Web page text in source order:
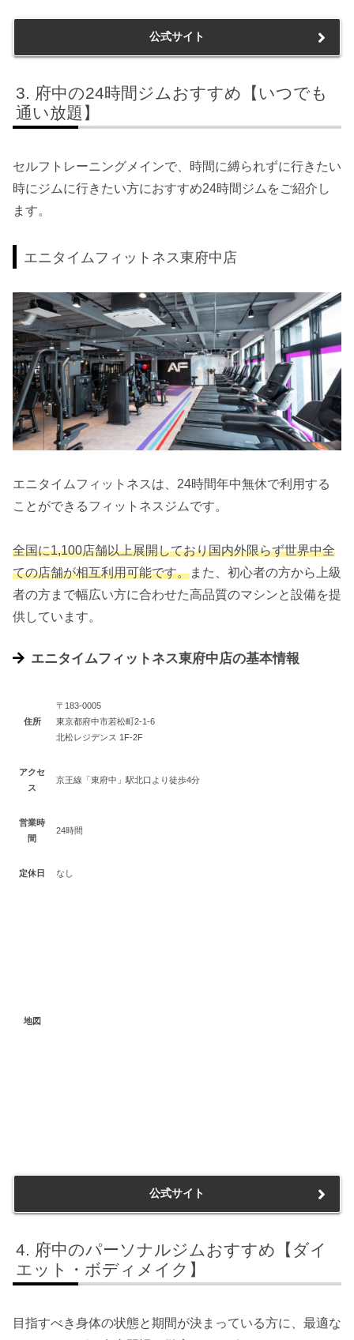
公式サイト
府中の24時間ジムおすすめ【いつでも
通い放題】
セルフトレーニングメインで、時間に縛られずに行きたい
時にジムに行きたい方におすすめ24時間ジムをご紹介し
ます。
エニタイムフィットネス東府中店
エニタイムフィットネスは、24時間年中無休で利用する
ことができるフィットネスジムです。
全国に1,100店舗以上展開しており国内外限らず世界中全
ての店舗が相互利用可能です。また、初心者の方から上級
者の方まで幅広い方に合わせた高品質のマシンと設備を提
供しています。
エニタイムフィットネス東府中店の基本情報
住所
〒183-0005
東京都府中市若松町2-1-6
北松レジデンス 1F-2F
アクセ
ス
京王線「東府中」駅北口より徒歩4分
営業時
間
24時間
定休日 なし
地図
公式サイト
府中のパーソナルジムおすすめ【ダイ
エット・ボディメイク】
目指すべき身体の状態と期間が決まっている方に、最適な